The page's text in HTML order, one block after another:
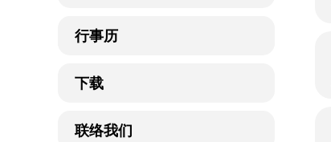
行事历
下载
联络我们